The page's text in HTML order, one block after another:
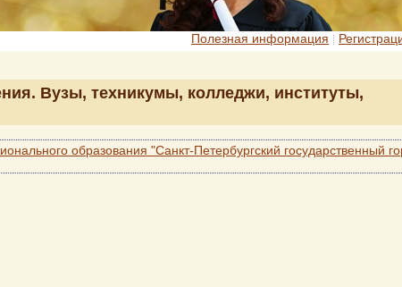
Полезная информация
Вузы, техникумы, колледжи, институты,
образования "Санкт-Петербургский государственный